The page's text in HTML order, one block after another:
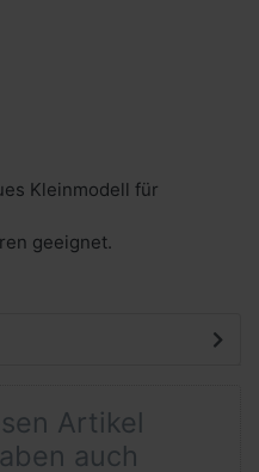
Kleinmodell für
geeignet.
Artikel
auch